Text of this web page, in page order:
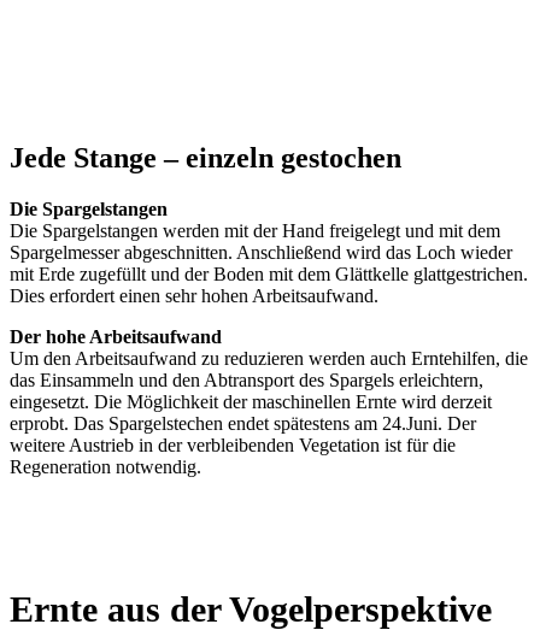
Jede Stange – einzeln gestochen
Die Spargelstangen
Die Spargelstangen werden mit der Hand freigelegt und mit dem
Spargelmesser abgeschnitten. Anschließend wird das Loch wieder
mit Erde zugefüllt und der Boden mit dem Glättkelle glattgestrichen.
Dies erfordert einen sehr hohen Arbeitsaufwand.
Der hohe Arbeitsaufwand
Um den Arbeitsaufwand zu reduzieren werden auch Erntehilfen, die
das Einsammeln und den Abtransport des Spargels erleichtern,
eingesetzt. Die Möglichkeit der maschinellen Ernte wird derzeit
erprobt. Das Spargelstechen endet spätestens am 24.Juni. Der
weitere Austrieb in der verbleibenden Vegetation ist für die
Regeneration notwendig.
Ernte aus der Vogelperspektive